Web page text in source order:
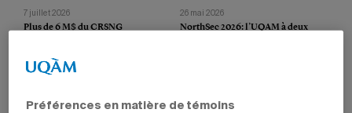
7 juillet 2026
Plus de 6 M$ du CRSNG
subventions à la découverte et
Supplément Tremplin vers la
26 mai 2026
NorthSec 2026: l’UQAM à deux
Préférences en matière de témoins